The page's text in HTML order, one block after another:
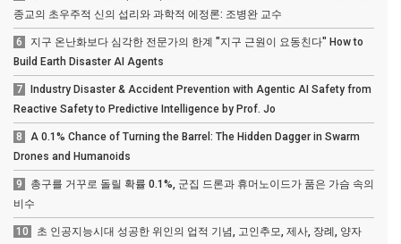
종교의 초우주적 신의 섭리와 과학적 에정론: 조병완 교수
6
지구 온난화보다 심각한 전문가의 한계 "지구 근원이 요동친다" How to
Build Earth Disaster AI Agents
7
Industry Disaster & Accident Prevention with Agentic AI Safety from
Reactive Safety to Predictive Intelligence by Prof. Jo
8
A 0.1% Chance of Turning the Barrel: The Hidden Dagger in Swarm
Drones and Humanoids
9
총구를 거꾸로 돌릴 확률 0.1%, 군집 드론과 휴머노이드가 품은 가슴 속의
비수
10
초 인공지능시대 성공한 위인의 업적 기념, 고인추모, 제사, 장례, 양자